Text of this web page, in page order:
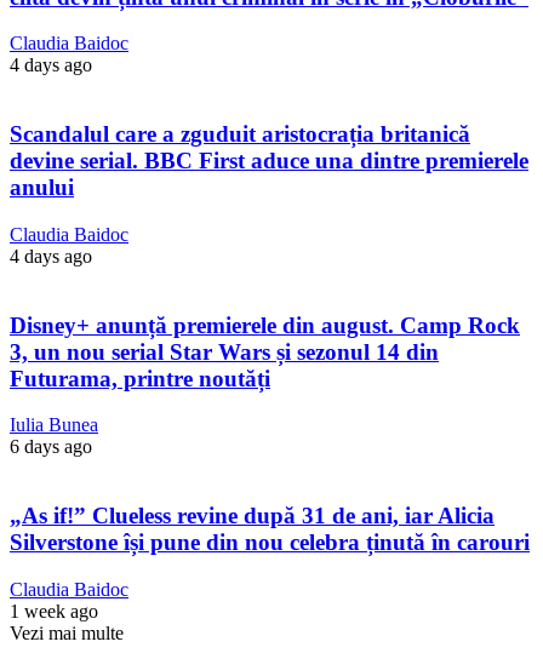
Claudia Baidoc
4 days ago
Scandalul care a zguduit aristocrația britanică
devine serial. BBC First aduce una dintre premierele
anului
Claudia Baidoc
4 days ago
Disney+ anunță premierele din august. Camp Rock
3, un nou serial Star Wars și sezonul 14 din
Futurama, printre noutăți
Iulia Bunea
6 days ago
„As if!” Clueless revine după 31 de ani, iar Alicia
Silverstone își pune din nou celebra ținută în carouri
Claudia Baidoc
1 week ago
Vezi mai multe